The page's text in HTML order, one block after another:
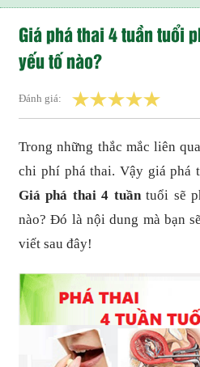
Giá phá thai 4 tuần tuổi
yếu tố nào?
Đánh giá:
Trong những thắc mắc liên
chi phí phá thai. Vậy giá phá
Giá phá thai 4 tuầntuổi sẽ
nào? Đó là nội dung mà bạn
viết sau đây!